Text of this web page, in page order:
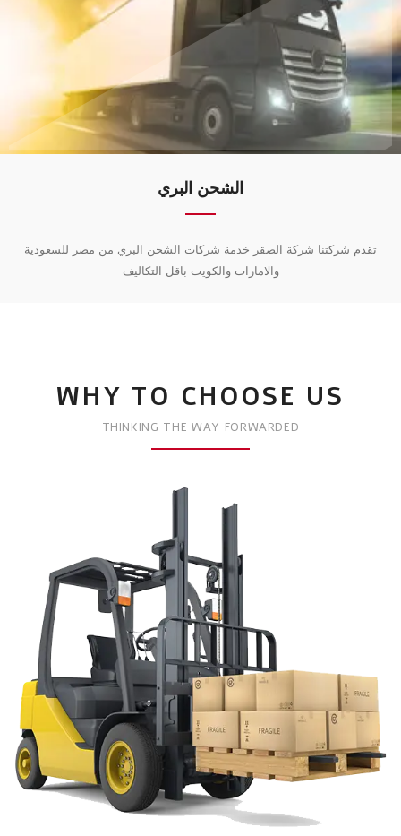
الشحن البري
تقدم شركتنا شركة الصقر خدمة شركات الشحن البري من مصر للسعودية
والامارات والكويت باقل التكاليف
WHY TO CHOOSE US
THINKING THE WAY FORWARDED